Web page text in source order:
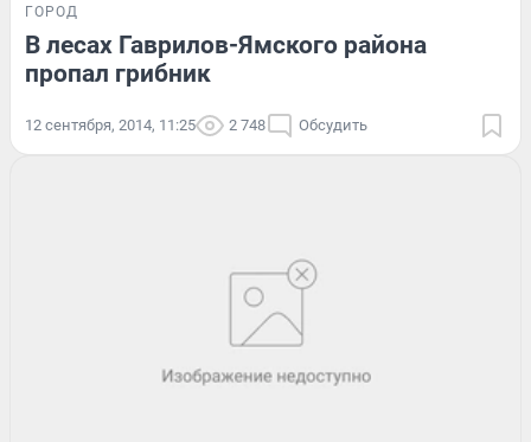
ГОРОД
В лесах Гаврилов-Ямского района
пропал грибник
12 сентября, 2014, 11:25 2 748 Обсудить